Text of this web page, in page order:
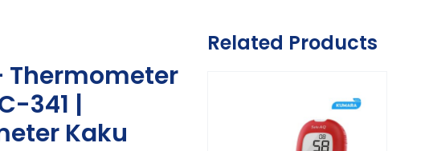
Thermometer
341 |
Kaku
Related Products